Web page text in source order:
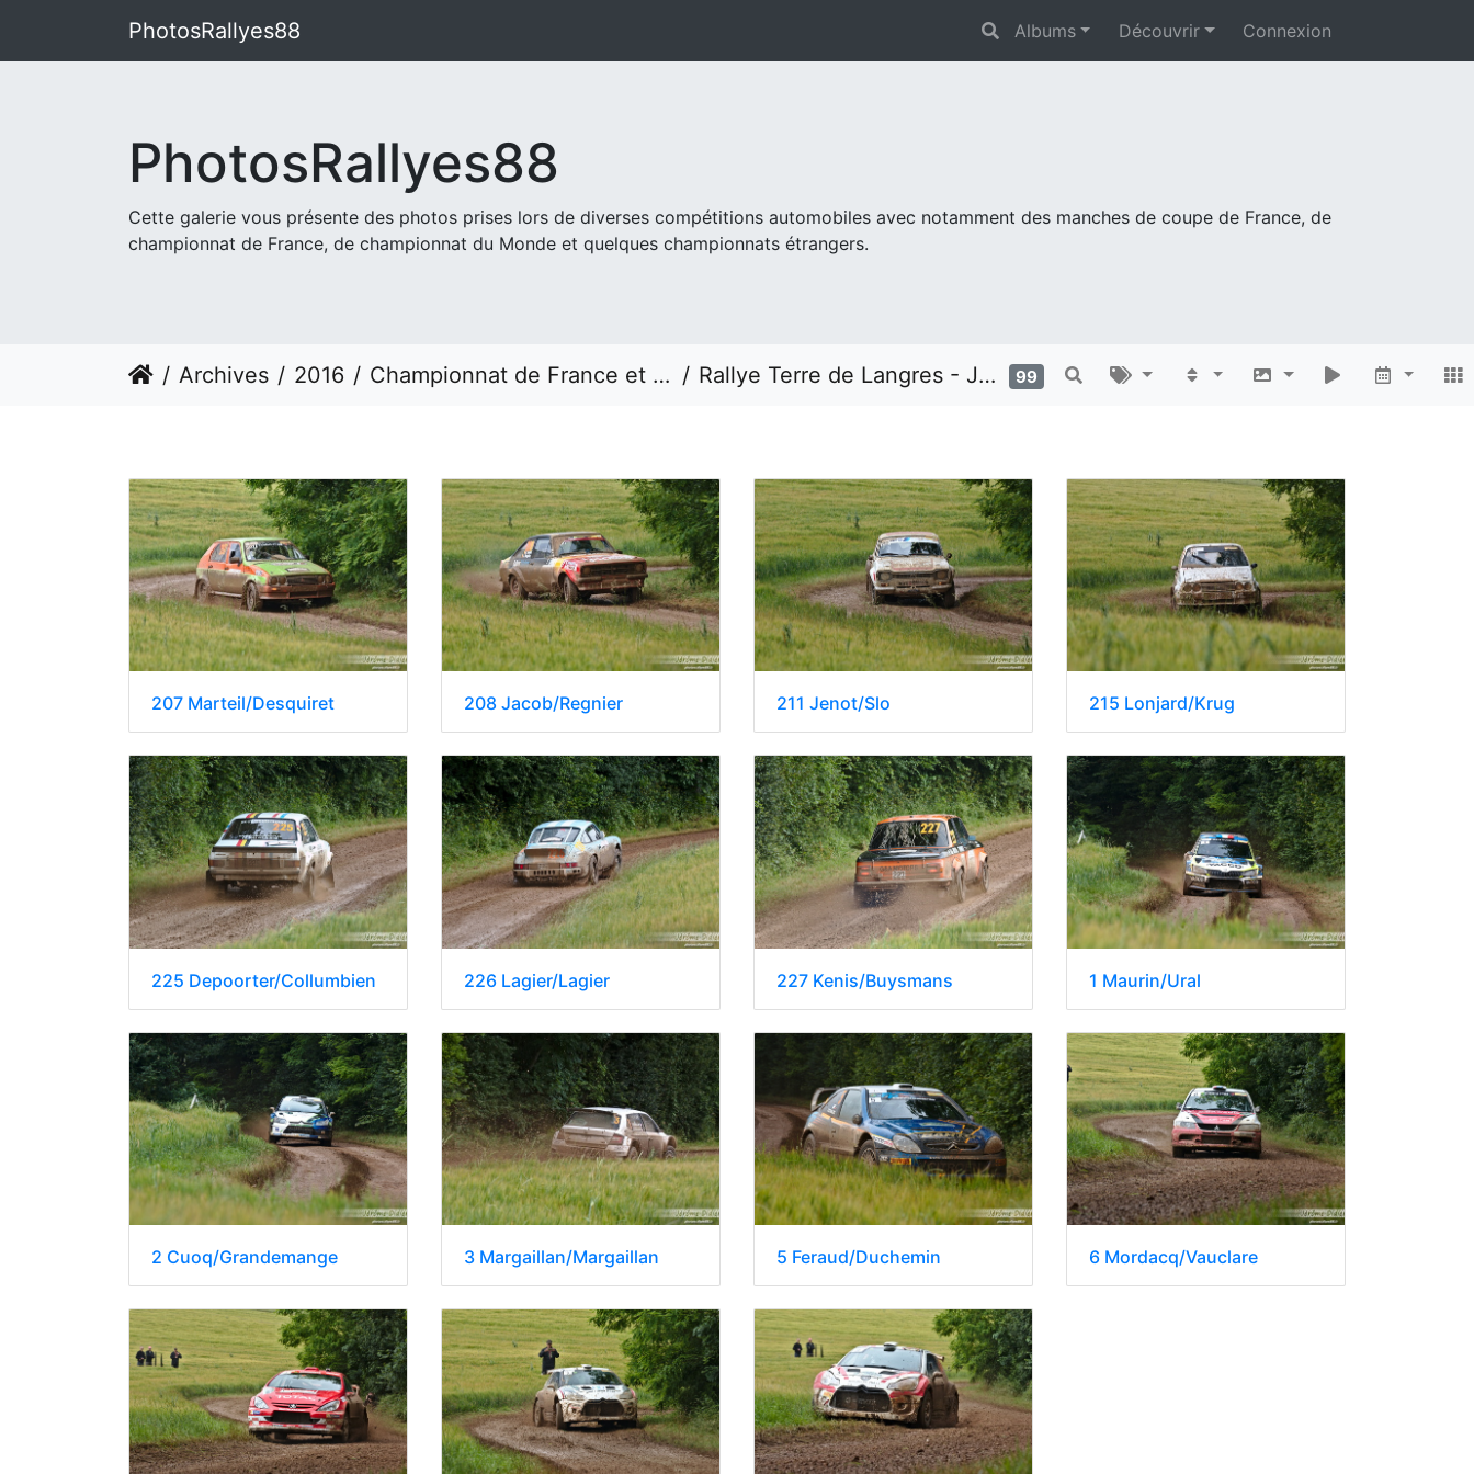
PhotosRallyes88 Albums Découvrir Connexion
PhotosRallyes88
Cette galerie vous présente des photos prises lors de diverses compétitions automobiles avec notamment des manches de coupe de France, de
championnat de France, de championnat du Monde et quelques championnats étrangers.
Archives 2016 Championnat de France et étrangers Rallye Terre de Langres - Jérôme 99
207 Marteil/Desquiret 208 Jacob/Regnier 211 Jenot/Slo 215 Lonjard/Krug
225 Depoorter/Collumbien 226 Lagier/Lagier 227 Kenis/Buysmans 1 Maurin/Ural
2 Cuoq/Grandemange 3 Margaillan/Margaillan 5 Feraud/Duchemin 6 Mordacq/Vauclare